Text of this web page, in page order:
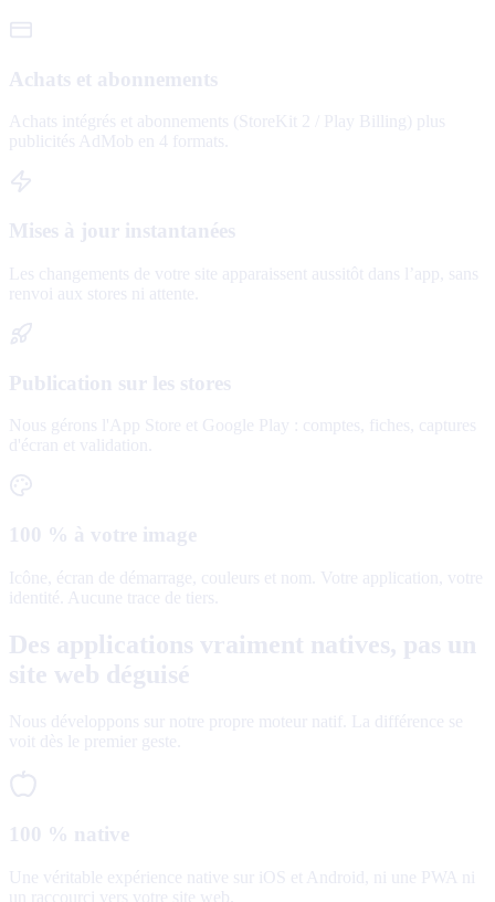
Achats et abonnements
Achats intégrés et abonnements (StoreKit 2 / Play Billing) plus
publicités AdMob en 4 formats.
Mises à jour instantanées
Les changements de votre site apparaissent aussitôt dans l’app, sans
renvoi aux stores ni attente.
Publication sur les stores
Nous gérons l'App Store et Google Play : comptes, fiches, captures
d'écran et validation.
100 % à votre image
Icône, écran de démarrage, couleurs et nom. Votre application, votre
identité. Aucune trace de tiers.
Des applications vraiment natives, pas un
site web déguisé
Nous développons sur notre propre moteur natif. La différence se
voit dès le premier geste.
100 % native
Une véritable expérience native sur iOS et Android, ni une PWA ni
un raccourci vers votre site web.